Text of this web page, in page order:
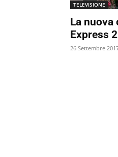
TELEVISIONE
La nuova
Express
26 Settembre